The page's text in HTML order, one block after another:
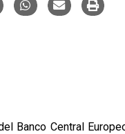
Banco Central